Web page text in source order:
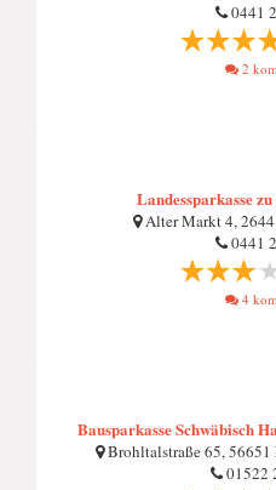
0441
2
Landessparkasse
Alter Markt 4,
0441
4
Bausparkasse Schwäbisch
Brohltalstraße 65, 56651
01522